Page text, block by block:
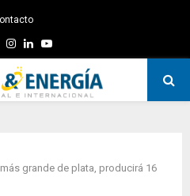
Instagram
LinkedinYoutube
grande de plata, producirá 16